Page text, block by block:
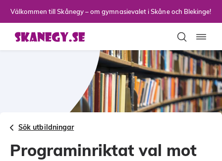
Välkommen till Skånegy – om gymnasievalet i Skåne och Blekinge!
Sök utbildningar
Programinriktat val mot